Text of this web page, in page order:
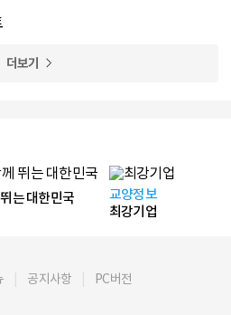
더보기
는 대한민국
교양정보
최강기업
공지사항 PC버전